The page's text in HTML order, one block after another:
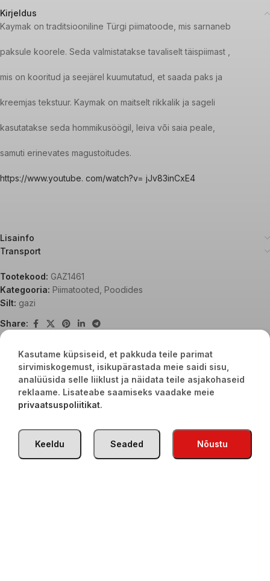
Kirjeldus
Kaymak on traditsiooniline Türgi piimatoode, mis sarnaneb
paksule koorele. Seda valmistatakse tavaliselt täispiimast ,
mis on kooritud ja seejärel kuumutatud, et saada paks ja
kreemjas tekstuur. Kaymak on maitselt rikkalik ja sageli
kasutatakse seda hommikusöögil, leiva või saia peale,
samuti erinevates magustoitudes.
https://www.youtube. com/watch?v= jJv83inCxE4
Lisainfo
Transport
Tootekood: GAZ1461
Kategooria: Piimatooted Poodides
Silt: gazi
Share:
Seotud tooted
Kasutame küpsiseid, et pakkuda teile parimat
sirvimiskogemust, isikupärastada meie saidi sisu,
analüüsida selle liiklust ja näidata teile asjakohaseid
reklaame. Lisateabe saamiseks vaadake meie
privaatsuspoliitikat.
Nõustu
Seaded
Keeldu